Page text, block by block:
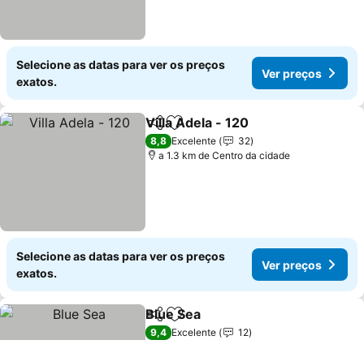
Selecione as datas para ver os preços
exatos.
Ver preços
PartilharAdicionar aos favoritos
Villa Adela - 120
8,8 Excelente
32
a 1.3 km de Centro da cidade
Selecione as datas para ver os preços
exatos.
Ver preços
PartilharAdicionar aos favoritos
Blue Sea
9,4 Excelente
12